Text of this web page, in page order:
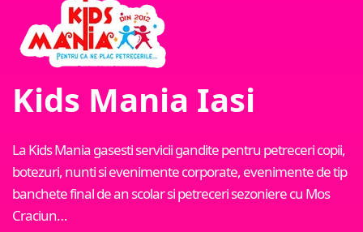
Kids Mania Iasi
La Kids Mania gasesti servicii gandite pentru petreceri copii,
botezuri, nunti si evenimente corporate, evenimente de tip
banchete final de an scolar si petreceri sezoniere cu Mos
Craciun…